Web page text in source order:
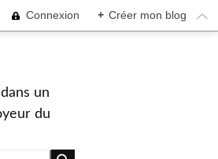
Connexion + Créer mon blog
un
du